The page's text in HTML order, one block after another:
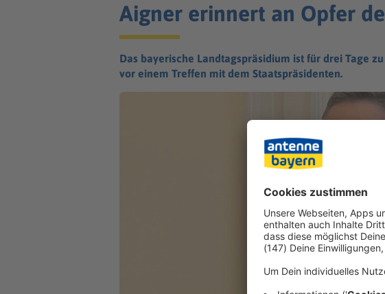
Aigner erinnert an Opfer
Das bayerische Landtagspräsidium ist für drei Tage
vor einem Treffen mit dem Staatspräsidenten.